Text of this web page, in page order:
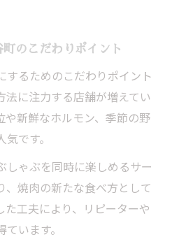
える谷町焼肉の工夫を紹
合わせで健康的な食事実
健康も叶える谷町の魅力
谷町の焼肉新提案
の違いを谷町で体験しよ
う焼きしゃぶの魅力を解
しゃぶの楽しみ方を紹介
のこだわりポイント
するためのこだわりポイント
法に注力する店舗が増えてい
や新鮮なホルモン、季節の野
です。
しゃぶを同時に楽しめるサー
、焼肉の新たな食べ方として
工夫により、リピーターや
います。